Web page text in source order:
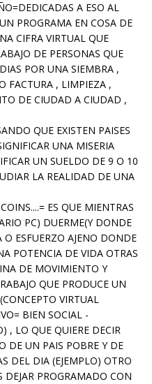
A ESO AL
PROGRAMA EN COSA DE
CIFRA VIRTUAL QUE
DE PERSONAS QUE
POR UNA SIEMBRA ,
FACTURA , LIMPIEZA ,
DE CIUDAD A CIUDAD ,
QUE EXISTEN PAISES
UNA MISERIA
UN SUELDO DE 9 O 10
LA REALIDAD DE UNA
ES QUE MIENTRAS
PC) DUERME(Y DONDE
O ESFUERZO AJENO DONDE
POTENCIA DE VIDA OTRAS
DE MOVIMIENTO Y
QUE PRODUCE UN
VIRTUAL
BIEN SOCIAL -
, LO QUE QUIERE DECIR
DE UN PAIS POBRE Y DE
DEL DIA (EJEMPLO) OTRO
DEJAR PROGRAMADO CON